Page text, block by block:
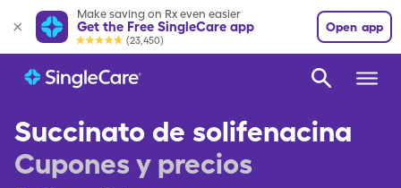
Make saving on Rx even easier
Get the Free SingleCare app
(23,450)
Open app
Succinato de solifenacina
Cupones y precios